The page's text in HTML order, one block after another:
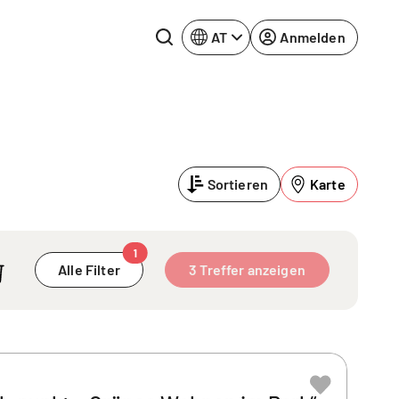
AT Anmelden
Sortieren Karte
Alle Filter
1
3 Treffer anzeigen